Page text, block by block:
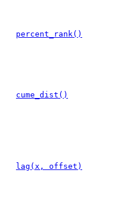
percent_rank()
cume_dist()
lag(x, offset)